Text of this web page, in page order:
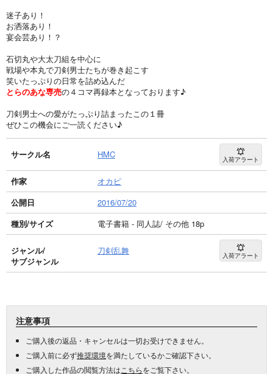
迷子あり！
お洒落あり！
宴会芸あり！？
石切丸や大太刀組を中心に
戦場や本丸で刀剣男士たちが巻き起こす
笑いたっぷりの日常を詰め込んだ
とらのあな専売の４コマ再録本となっております♪
刀剣男士への愛がたっぷり詰まったこの１冊
ぜひこの機会にご一読ください♪
サークル名 HMC 入荷アラート
作家
オカピ
公開日
2016/07/20
種別/サイズ
電子書籍 - 同人誌/ その他 18p
ジャンル/
サブジャンル
刀剣乱舞 入荷アラート
注意事項
ご購入後の返品・キャンセルは一切お受けできません。
ご購入前に必ず推奨環境を満たしているかご確認下さい。
ご購入した作品の閲覧方法は こちらをご覧下さい。